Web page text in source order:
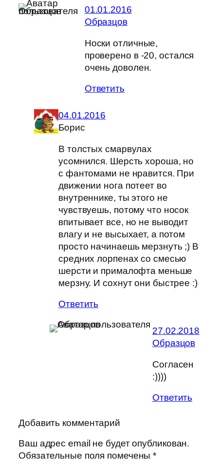
01.01.2016
Образцов
Носки отличные,
проверено в -20, остался
очень доволен.
Ответить
04.01.2016
Борис
В толстых смарвулах
усомнился. Шерсть хороша, но
с фантомами не нравится. При
движении нога потеет во
внутреннике, ты этого не
чувствуешь, потому что носок
впитывает все, но не выводит
влагу и не высыхает, а потом
просто начинаешь мерзнуть ;) В
средних лорпенах со смесью
шерсти и прималофта меньше
мерзну. И сохнут они быстрее :)
Ответить
27.02.2018
Образцов
Согласен
:))))
Ответить
Добавить комментарий
Ваш адрес email не будет опубликован.
Обязательные поля помечены*